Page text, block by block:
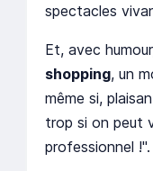
spectacles
Et, avec
shopping, un
même si,
trop si on peut
professionnel !".